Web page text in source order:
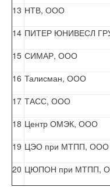
13 НТВ, ООО
14 ПИТЕР ЮНИВЕСЛ
15 СИМАР, ООО
16 Талисман, ООО
17 ТАСС, ООО
18 Центр ОМЭК, ООО
19 ЦЭО при МТПП, ООО
20 ЦЮПОН при МТПП,